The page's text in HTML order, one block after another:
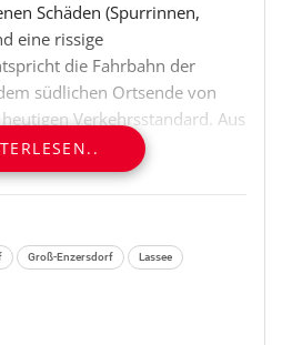
Schäden (Spurrinnen,
eine rissige
die Fahrbahn der
südlichen Ortsende von
Verkehrsstandard. Aus
NÖ Straßendienst dazu
der Landesstraße L 4 auf
Metern zu erneuern. Die
von rund
auf.
wird nach den
Groß-Enzersdorf Lassee